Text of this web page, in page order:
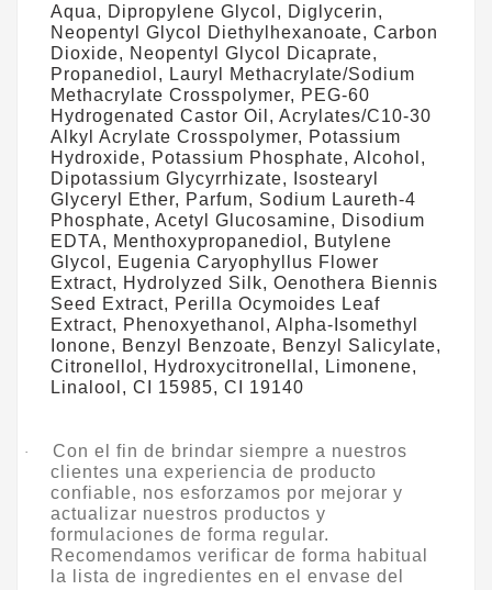
Aqua, Dipropylene Glycol, Diglycerin,
Neopentyl Glycol Diethylhexanoate, Carbon
Dioxide, Neopentyl Glycol Dicaprate,
Propanediol, Lauryl Methacrylate/Sodium
Methacrylate Crosspolymer, PEG‑60
Hydrogenated Castor Oil, Acrylates/C10‑30
Alkyl Acrylate Crosspolymer, Potassium
Hydroxide, Potassium Phosphate, Alcohol,
Dipotassium Glycyrrhizate, Isostearyl
Glyceryl Ether, Parfum, Sodium Laureth‑4
Phosphate, Acetyl Glucosamine, Disodium
EDTA, Menthoxypropanediol, Butylene
Glycol, Eugenia Caryophyllus Flower
Extract, Hydrolyzed Silk, Oenothera Biennis
Seed Extract, Perilla Ocymoides Leaf
Extract, Phenoxyethanol, Alpha‑Isomethyl
Ionone, Benzyl Benzoate, Benzyl Salicylate,
Citronellol, Hydroxycitronellal, Limonene,
Linalool, CI 15985, CI 19140
·
Con el fin de brindar siempre a nuestros
clientes una experiencia de producto
confiable, nos esforzamos por mejorar y
actualizar nuestros productos y
formulaciones de forma regular.
Recomendamos verificar de forma habitual
la lista de ingredientes en el envase del